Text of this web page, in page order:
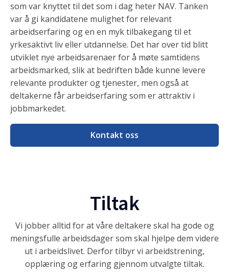
som var knyttet til det som i dag heter NAV. Tanken
var å gi kandidatene mulighet for relevant
arbeidserfaring og en en myk tilbakegang til et
yrkesaktivt liv eller utdannelse. Det har over tid blitt
utviklet nye arbeidsarenaer for å møte samtidens
arbeidsmarked, slik at bedriften både kunne levere
relevante produkter og tjenester, men også at
deltakerne får arbeidserfaring som er attraktiv i
jobbmarkedet.
Kontakt oss
Tiltak
Vi jobber alltid for at våre deltakere skal ha gode og
meningsfulle arbeidsdager som skal hjelpe dem videre
ut i arbeidslivet. Derfor tilbyr vi arbeidstrening,
opplæring og erfaring gjennom utvalgte tiltak.